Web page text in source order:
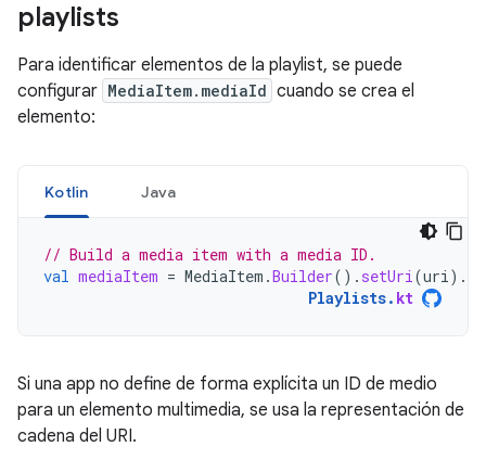
playlists
Para identificar elementos de la playlist, se puede
configurar MediaItem.mediaId cuando se crea el
elemento:
Kotlin Java
// Build a media item with a media ID.
val mediaItem = MediaItem .Builder(). setUri(uri).
Playlists. kt
Si una app no define de forma explícita un ID de medio
para un elemento multimedia, se usa la representación de
cadena del URI.